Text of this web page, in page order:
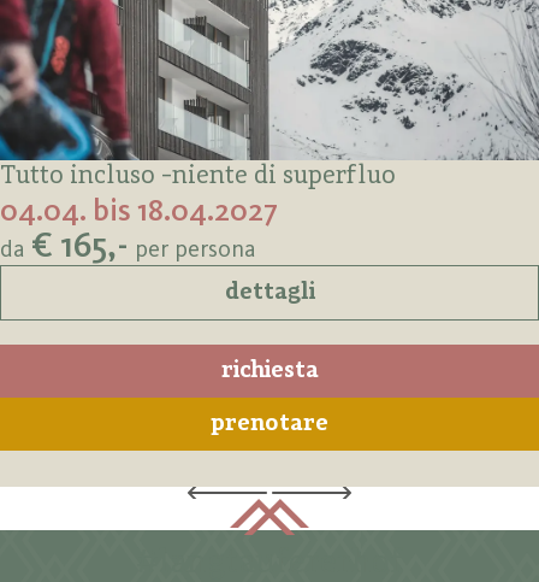
Tutto incluso -niente di superfluo
04.04. bis 18.04.2027
da € 165,- per persona
dettagli
richiesta
prenotare